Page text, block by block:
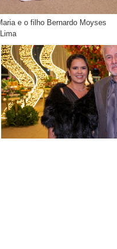
e o filho Bernardo Moyses